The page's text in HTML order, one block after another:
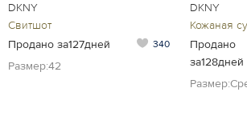
DKNY
Свитшот
Продано за127дней
340
Размер:42
DKNY
Кожаная
Продано
за128дней